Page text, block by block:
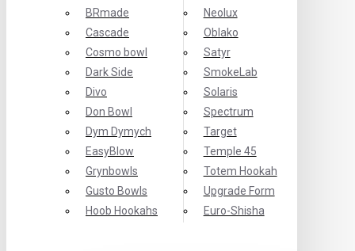
BRmade
Cascade
Cosmo bowl
Dark Side
Divo
Don Bowl
Dym Dymych
EasyBlow
Grynbowls
Gusto Bowls
Hoob Hookahs
Neolux
Oblako
Satyr
SmokeLab
Solaris
Spectrum
Target
Temple 45
Totem Hookah
Upgrade Form
Еuro-Shisha